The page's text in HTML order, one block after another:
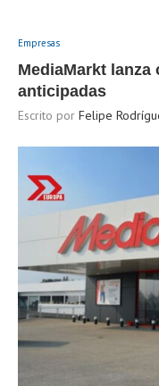
Empresas
MediaMarkt
anticipadas
Escrito por Felipe